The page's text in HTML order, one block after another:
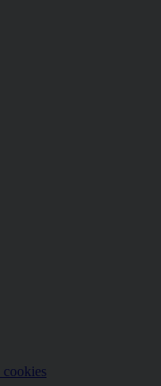
cookies